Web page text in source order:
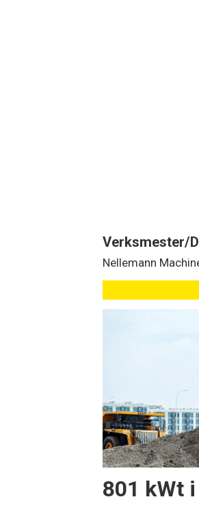
Verksmester/
Nellemann
801 kWt